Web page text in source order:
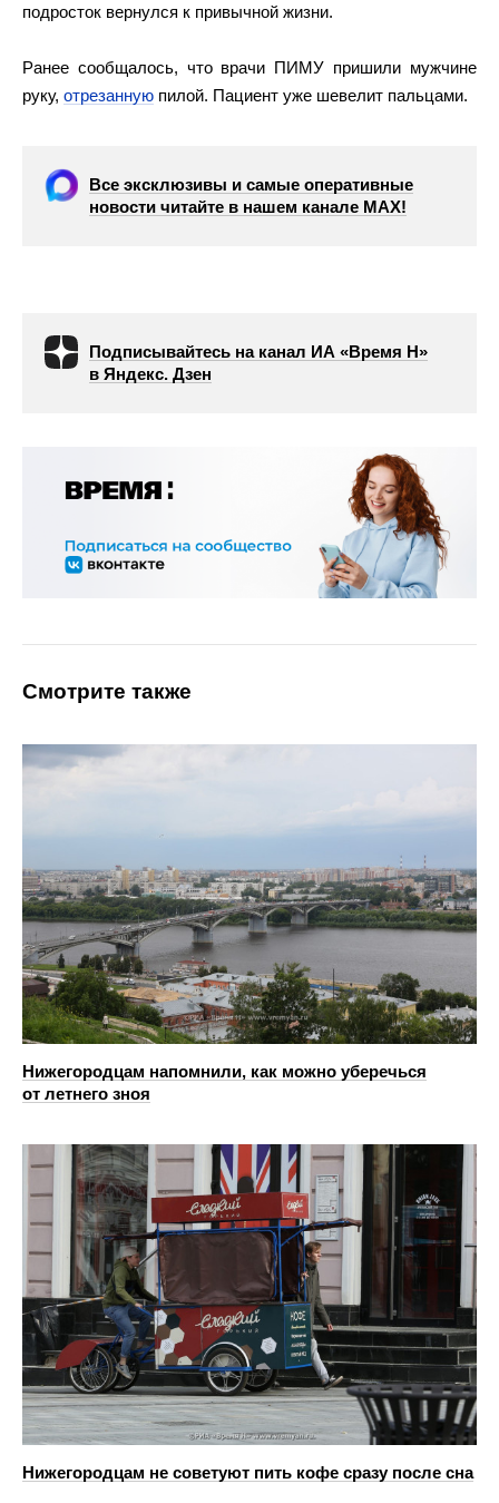
подросток вернулся к привычной жизни.
Ранее сообщалось, что врачи ПИМУ пришили мужчине
руку, отрезанную пилой. Пациент уже шевелит пальцами.
Все эксклюзивы и самые оперативные
новости читайте в нашем канале МАХ!
Подписывайтесь на канал ИА «Время Н»
в Яндекс. Дзен
Смотрите также
Нижегородцам напомнили, как можно уберечься
от летнего зноя
Нижегородцам не советуют пить кофе сразу после сна